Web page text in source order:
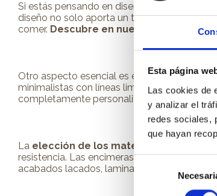
Esta página
Las cookies de
y analizar el
redes sociales,
que hayan
consentimiento
Si estás pensando en diseñar una cocina a
diseño no solo aporta un toque moderno y
comer. Descubre en nuestro artículo
Otro aspecto esencial es el estilo y las
minimalistas con líneas limpias y acabados
completamente personalizado para reflejar
La elección de los materiales y
resistencia. Las encimeras pueden ser de
acabados lacados, laminados de alta